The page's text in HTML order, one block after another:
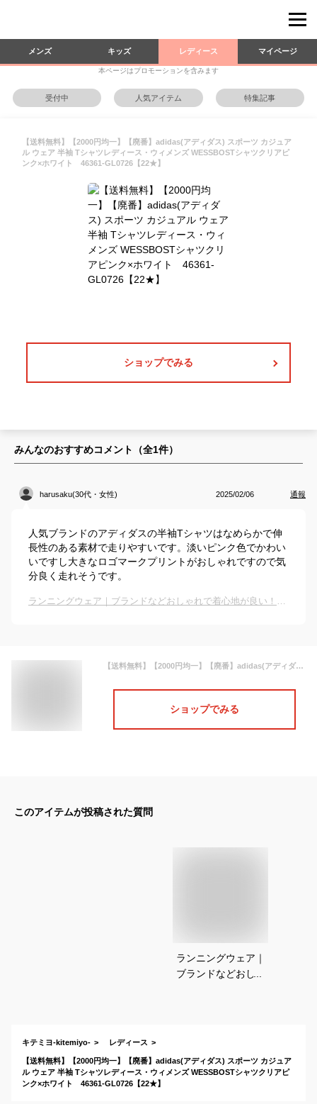
メンズ キッズ レディース マイページ
本ページはプロモーションを含みます
受付中 人気アイテム 特集記事
【送料無料】【2000円均一】【廃番】adidas(アディダス) スポーツ カジュア
ル ウェア 半袖 Tシャツレディース・ウィメンズ WESSBOSTシャツクリアピ
ンク×ホワイト 46361-GL0726【22★】
ショップでみる
みんなのおすすめコメント（全1件）
harusaku(30代・女性) 2025/02/06 通報
人気ブランドのアディダスの半袖Tシャツはなめらかで伸
長性のある素材で走りやすいです。淡いピンク色でかわい
いですし大きなロゴマークプリントがおしゃれですので気
分良く走れそうです。
ランニングウェア｜ブランドなどおしゃれで着心地が良い！気分よく走れる人気ウェアのおすすめは？
【送料無料】【2000円均一】【廃番】adidas(アディダス) スポーツ カジュアル ウェア 半袖 Tシャツレディース・ウィメンズ WESSBOSTシャツクリアピンク×ホワイト 46361-GL0726【22★】
ショップでみる
このアイテムが投稿された質問
ランニングウェア｜
ブランドなどおしゃ
キテミヨ-kitemiyo- レディース
【送料無料】【2000円均一】【廃番】adidas(アディダス) スポーツ カジュア
ル ウェア 半袖 Tシャツレディース・ウィメンズ WESSBOSTシャツクリアピ
ンク×ホワイト 46361-GL0726【22★】